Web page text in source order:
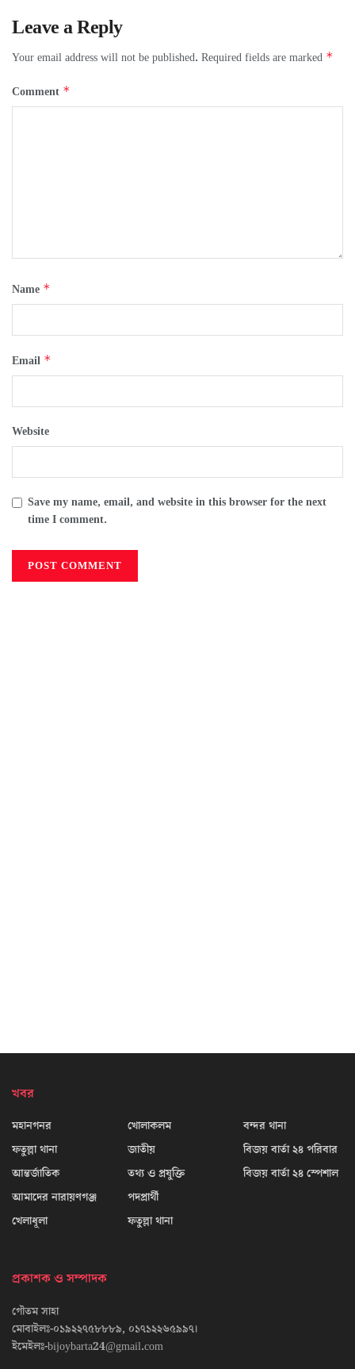
Leave a Reply
Your email address will not be published. Required fields are marked *
Comment *
Name *
Email *
Website
Save my name, email, and website in this browser for the next
time I comment.
খবর
মহানগনর
ফতুল্লা থানা
আন্তর্জাতিক
আমাদের নারায়ণগঞ্জ
খেলাধূলা
খোলাকলম
জাতীয়
তথ্য ও প্রযুক্তি
পদপ্রার্থী
ফতুল্লা থানা
বন্দর থানা
বিজয় বার্তা ২৪ পরিবার
বিজয় বার্তা ২৪ স্পেশাল
প্রকাশক ও সম্পাদক
গৌতম সাহা
মোবাইলঃ-০১৯২২৭৫৮৮৮৯, ০১৭১২২৬৫৯৯৭।
ইমেইলঃ-bijoybarta24@gmail.com